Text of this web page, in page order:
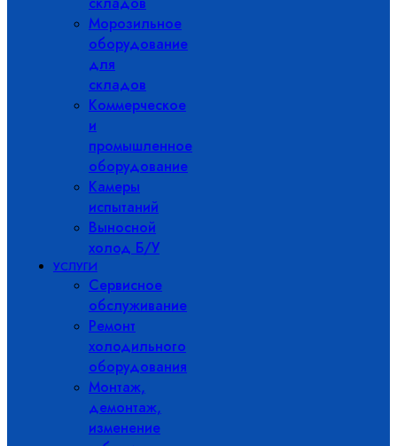
Морозильное
оборудование
для
складов
Коммерческое
и
промышленное
оборудование
Камеры
испытаний
Выносной
холод Б/У
УСЛУГИ
Сервисное
обслуживание
Ремонт
холодильного
оборудования
Монтаж,
демонтаж,
изменение